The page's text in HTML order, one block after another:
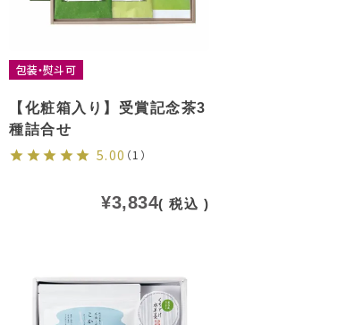
包装・熨斗可
【化粧箱入り】受賞記念茶3
種詰合せ
5.00 （1）
¥3,834 税込